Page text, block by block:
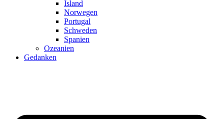
Island
Norwegen
Portugal
Schweden
Spanien
Ozeanien
Gedanken